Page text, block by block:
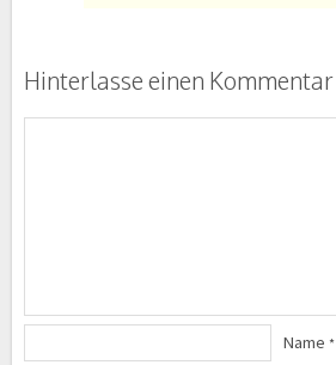
Hinterlasse einen Kommentar
Name *